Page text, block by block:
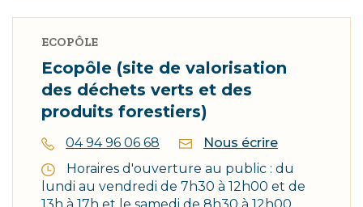
ECOPÔLE
Ecopôle (site de valorisation
des déchets verts et des
produits forestiers)
04 94 96 06 68
Nous écrire
Horaires d'ouverture au public : du
lundi au vendredi de 7h30 à 12h00 et de